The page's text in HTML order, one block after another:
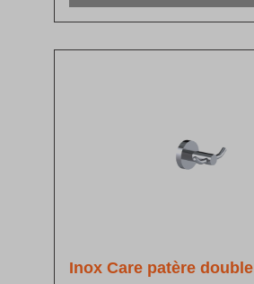
Inox Care patère double